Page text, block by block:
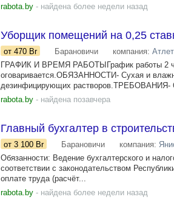
rabota.by - найдена более недели назад
Уборщик помещений на 0,25
от 470 Br Барановичи компания:
ГРАФИК И ВРЕМЯ РАБОТЫГрафик работы 2
оговаривается.ОБЯЗАННОСТИ- Сухая и
дезинфицирующих растворов.ТРЕБОВАНИЯ-
rabota.by - найдена позавчера
Главный бухгалтер в
от 3 100 Br Барановичи компания:
Обязанности: Ведение бухгалтерского и
соответствии с законодательством
оплате труда (расчёт...
rabota.by - найдена более недели назад